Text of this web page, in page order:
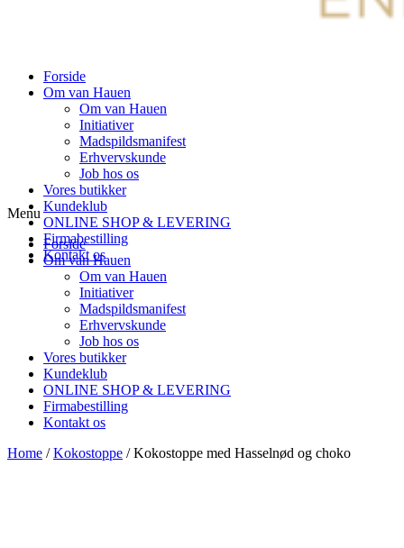
Forside
Om van Hauen
Om van Hauen
Initiativer
Madspildsmanifest
Erhvervskunde
Job hos os
Vores butikker
Kundeklub
ONLINE SHOP & LEVERING
Firmabestilling
Kontakt os
Menu
Forside
Om van Hauen
Om van Hauen
Initiativer
Madspildsmanifest
Erhvervskunde
Job hos os
Vores butikker
Kundeklub
ONLINE SHOP & LEVERING
Firmabestilling
Kontakt os
Home /Kokostoppe / Kokostoppe med Hasselnød og choko